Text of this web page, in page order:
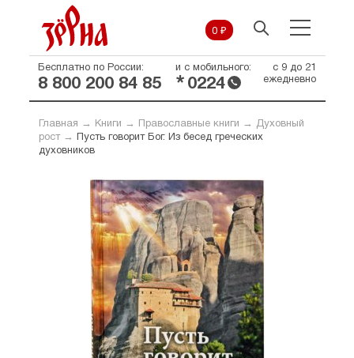
0 ₽
Бесплатно по России:
8 800 200 84 85
и с мобильного:
* 0224
с 9 до 21
ежедневно
Главная → Книги → Православные книги →
Духовный
рост→
Пусть говорит Бог. Из бесед греческих
духовников